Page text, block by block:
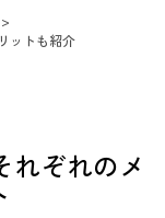
ットも紹介
れぞれのメ